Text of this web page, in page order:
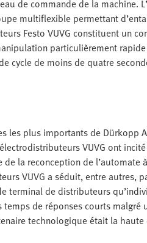
de commande de la machine.
multiflexible permettant
Festo VUVG constituent un
particulièrement
cycle de moins de quatre
les plus importants de Dürkopp
VUVG ont
la reconception de
VUVG a séduit, entre autres,
terminal de distributeurs
de réponses courts malgré
technologique était la